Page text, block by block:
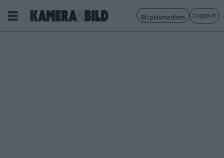
Bli plusmedlem Logga in